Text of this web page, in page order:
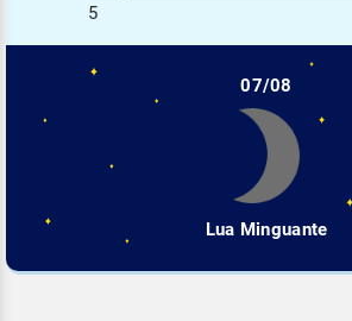
5
07/08
Lua Minguante